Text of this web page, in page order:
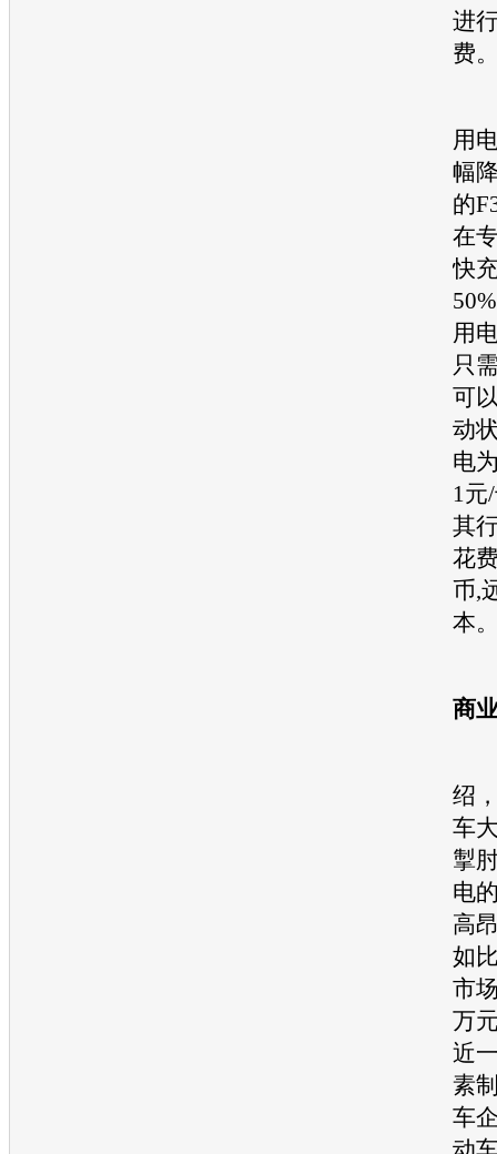
进
费
用
幅
的
在
快
用
只
可
动
电
1元
其
花
币,
本
商
绍
车
掣
电
高
如
市
万
近
素
车